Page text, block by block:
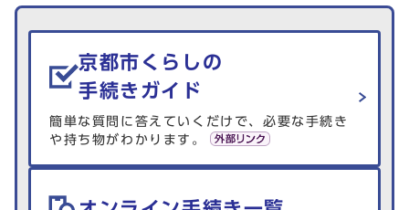
生活情報を探す
京都市くらしの
手続きガイド
簡単な質問に答えていくだけで、必要な手続き
や持ち物がわかります。